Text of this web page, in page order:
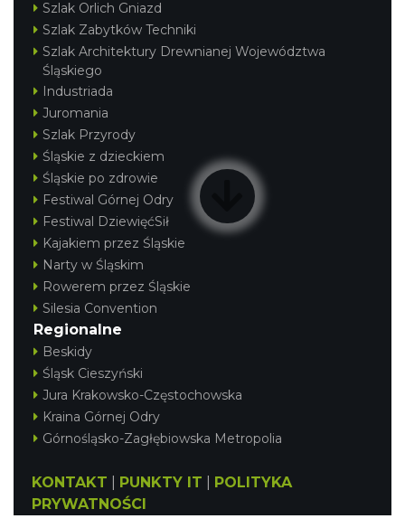
Szlak Orlich Gniazd
Szlak Zabytków Techniki
Szlak Architektury Drewnianej Województwa
Śląskiego
Industriada
Juromania
Szlak Przyrody
Śląskie z dzieckiem
Śląskie po zdrowie
Festiwal Górnej Odry
Festiwal DziewięćSił
Kajakiem przez Śląskie
Narty w Śląskim
Rowerem przez Śląskie
Silesia Convention
Regionalne
Beskidy
Śląsk Cieszyński
Jura Krakowsko-Częstochowska
Kraina Górnej Odry
Górnośląsko-Zagłębiowska Metropolia
KONTAKT PUNKTY IT
POLITYKA
PRYWATNOŚCI